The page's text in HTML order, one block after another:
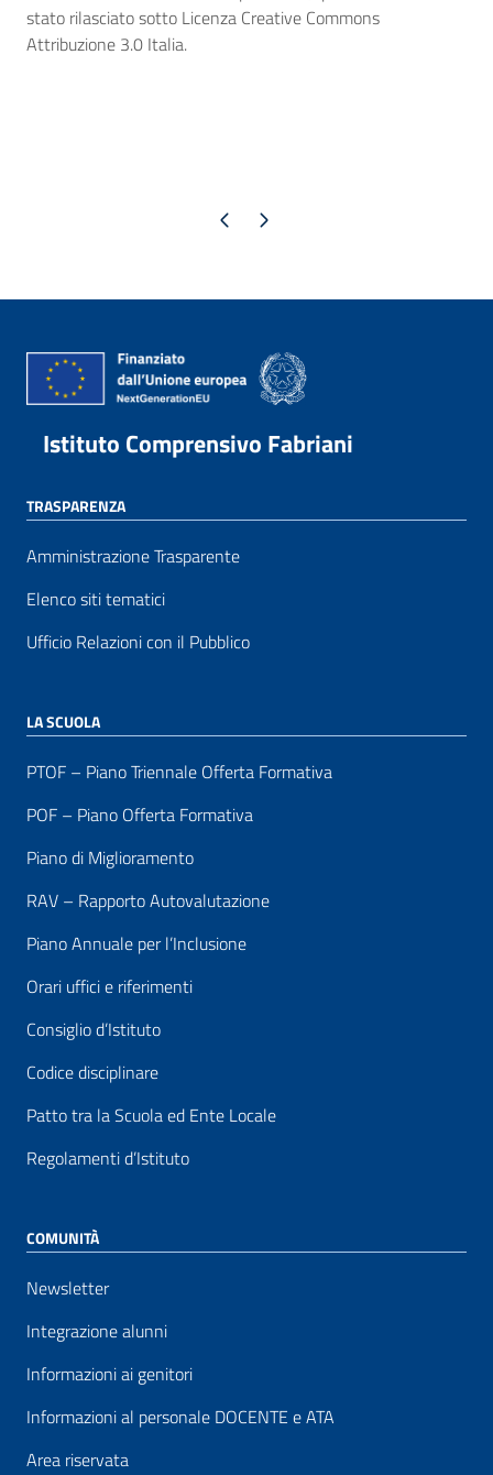
stato rilasciato sotto Licenza Creative Commons
Attribuzione 3.0 Italia.
Pagina precedente
Pagina successiva
Istituto Comprensivo Fabriani
TRASPARENZA
Amministrazione Trasparente
Elenco siti tematici
Ufficio Relazioni con il Pubblico
LA SCUOLA
PTOF – Piano Triennale Offerta Formativa
POF – Piano Offerta Formativa
Piano di Miglioramento
RAV – Rapporto Autovalutazione
Piano Annuale per l’Inclusione
Orari uffici e riferimenti
Consiglio d’Istituto
Codice disciplinare
Patto tra la Scuola ed Ente Locale
Regolamenti d’Istituto
COMUNITÀ
Newsletter
Integrazione alunni
Informazioni ai genitori
Informazioni al personale DOCENTE e ATA
Area riservata